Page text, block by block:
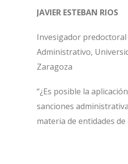
JAVIER ESTEBAN RIOS
Invesigador
Administrativo,
Zaragoza
“¿Es posible la
sanciones
materia de entidades de